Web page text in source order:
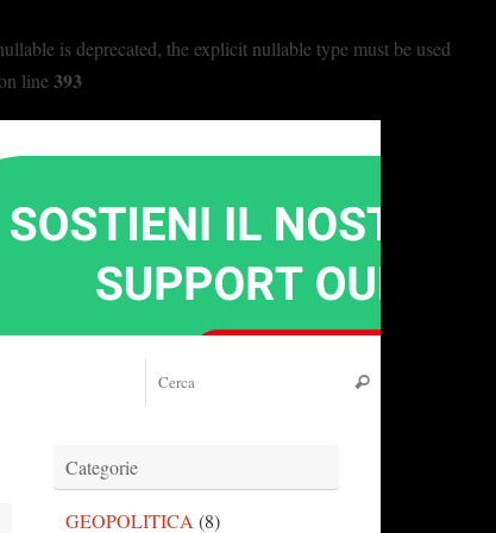
is deprecated, the explicit nullable type must be used
line393
Cerca
Categorie
GEOPOLITICA (8)